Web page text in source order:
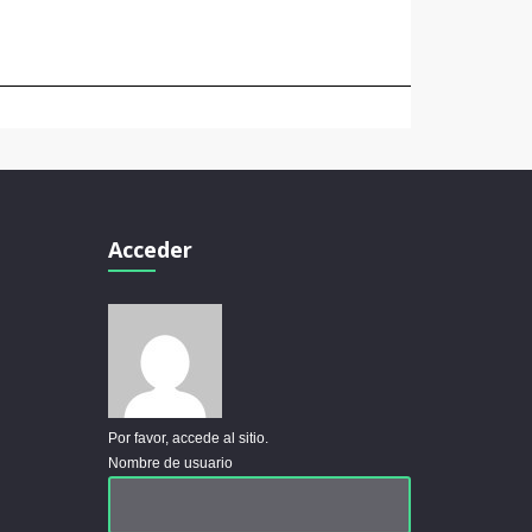
Acceder
Por favor, accede al sitio.
Nombre de usuario